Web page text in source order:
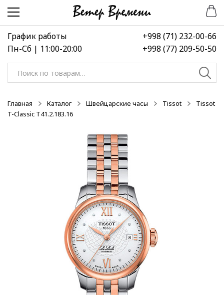
Перейти
навигации
Перейти
содержимому
График работы
Пн-Сб | 11:00-20:00
+998 (71) 232-00-66
+998 (77) 209-50-50
Искать:
Главная Каталог Швейцарские часы Tissot
Tissot
T-Classic T41.2.183.16